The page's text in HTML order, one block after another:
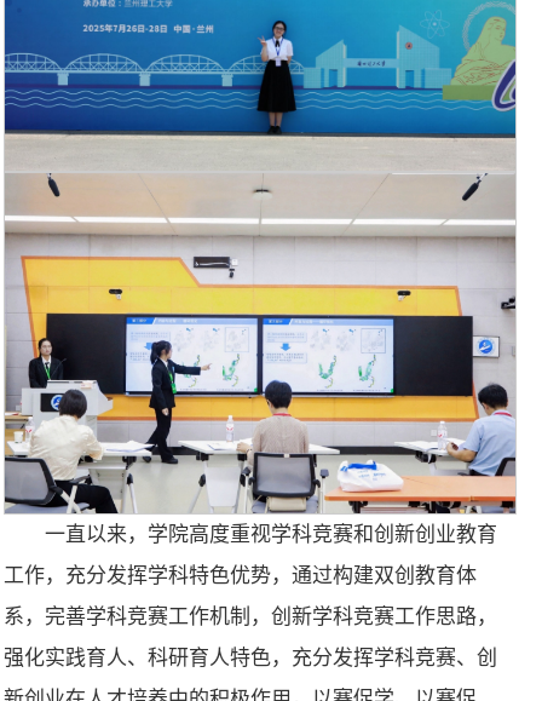
一直以来，学院高度重视学科竞赛和创新创业教育
工作，充分发挥学科特色优势，通过构建双创教育体
系，完善学科竞赛工作机制，创新学科竞赛工作思路，
强化实践育人、科研育人特色，充分发挥学科竞赛、创